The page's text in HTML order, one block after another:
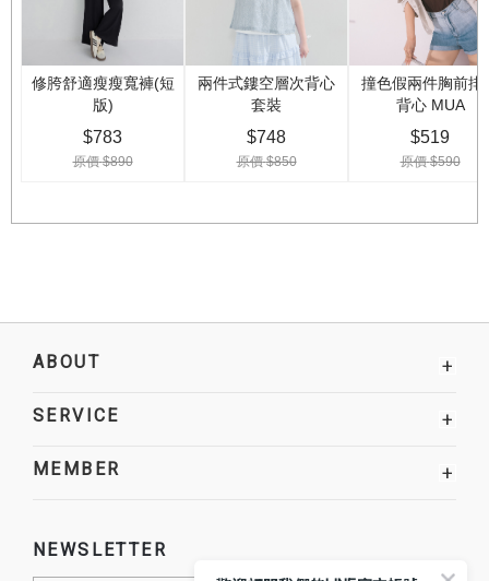
ABOUT +
SERVICE +
MEMBER +
NEWSLETTER